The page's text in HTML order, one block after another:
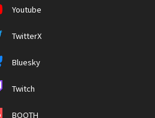
Youtube
TwitterX
Bluesky
Twitch
BOOTH